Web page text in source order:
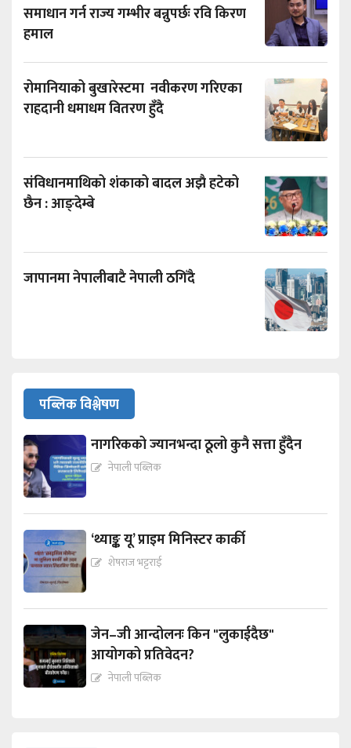
समाधान गर्न राज्य गम्भीर बन्नुपर्छः रवि किरण
हमाल
रोमानियाको बुखारेस्टमा नवीकरण गरिएका
राहदानी धमाधम वितरण हुँदै
संविधानमाथिको शंकाको बादल अझै हटेको
छैन : आङ्देम्बे
जापानमा नेपालीबाटै नेपाली ठगिँदै
पब्लिक विश्लेषण
नागरिकको ज्यानभन्दा ठूलो कुनै सत्ता हुँदैन
नेपाली पब्लिक
‘थ्याङ्क यू’ प्राइम मिनिस्टर कार्की
शेषराज भट्टराई
जेन–जी आन्दोलनः किन "लुकाईदैछ"
आयोगको प्रतिवेदन?
नेपाली पब्लिक